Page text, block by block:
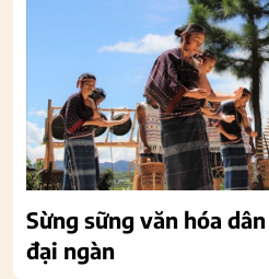
Sừng sững văn hóa
đại ngàn